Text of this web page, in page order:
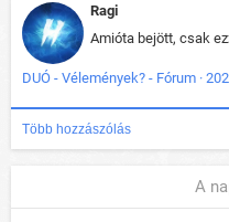
Ragi
DUÓ - Vélemények? - Fórum ·
Több hozzászólás
A